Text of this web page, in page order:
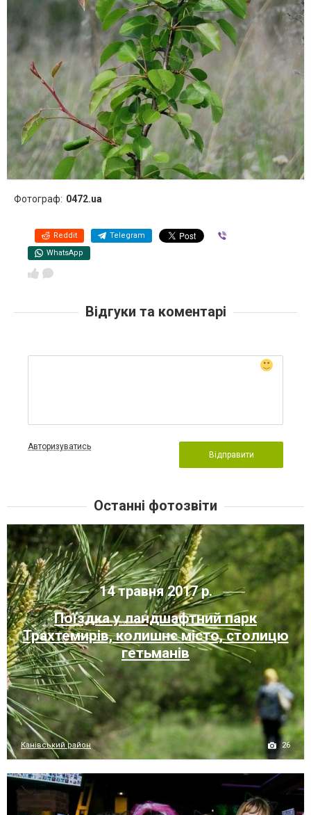
Фотограф: 0472.ua
Reddit Telegram
WhatsApp
Відгуки та коментарі
Авторизуватись
Відправити
Останні фотозвіти
14 травня 2017 р.
Поїздка у ландшафтний парк
Трахтемирів, колишнє місто, столицю
гетьманів
Канівський район 26